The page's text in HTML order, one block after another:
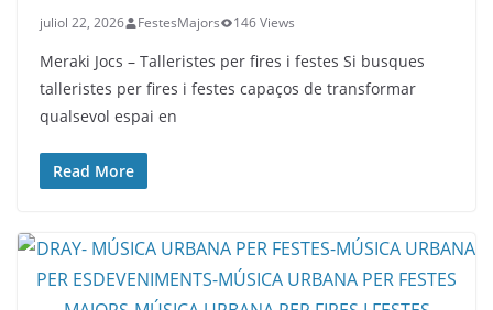
juliol 22, 2026 FestesMajors 146 Views
Meraki Jocs – Talleristes per fires i festes Si busques
talleristes per fires i festes capaços de transformar
qualsevol espai en
Read More